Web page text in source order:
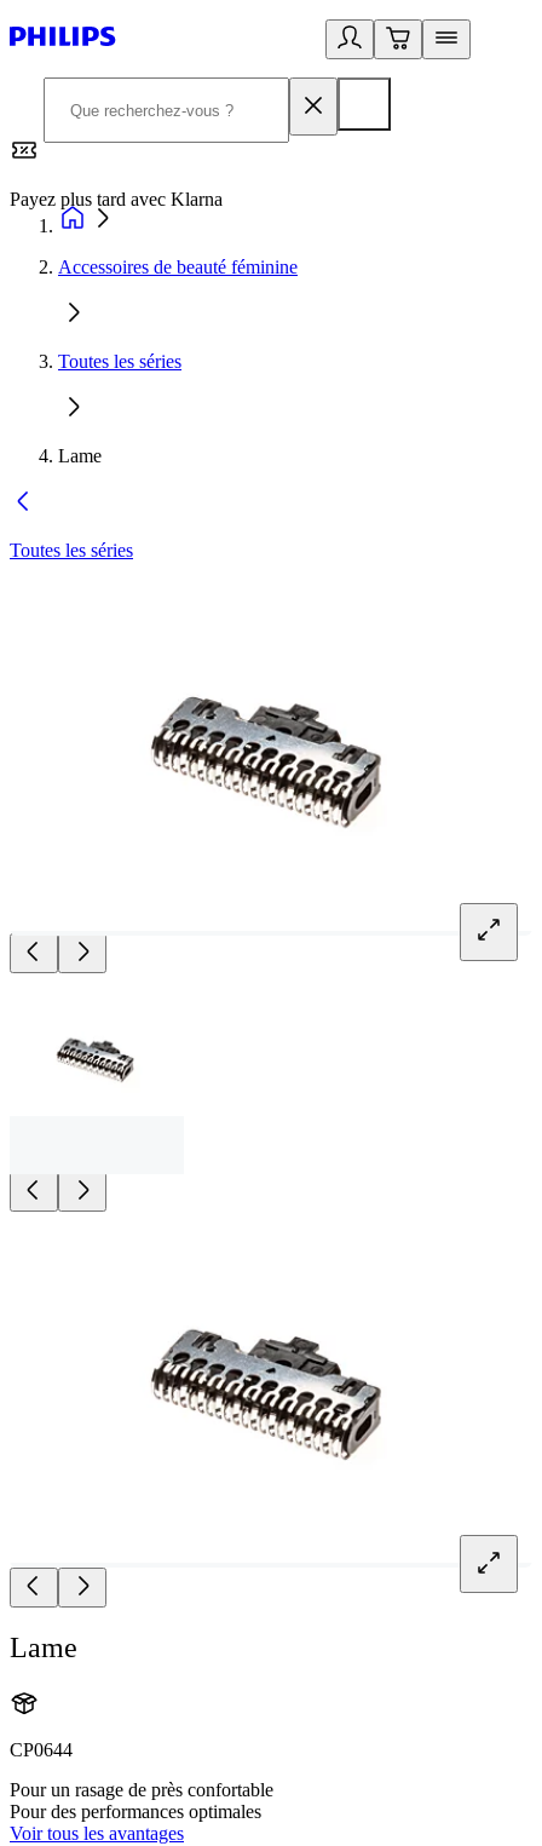
Payez plus tard avec Klarna
Accessoires de beauté féminine
Toutes les séries
Lame
Toutes les séries
Lame
CP0644
Pour un rasage de près confortable
Pour des performances optimales
Voir tous les avantages